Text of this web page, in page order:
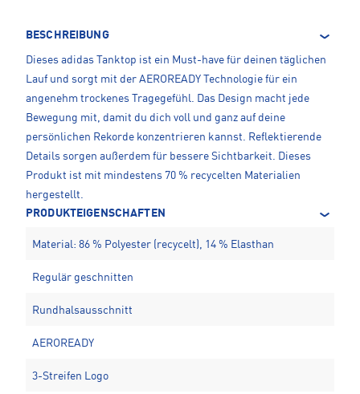
BESCHREIBUNG
Dieses adidas Tanktop ist ein Must-have für deinen täglichen
Lauf und sorgt mit der AEROREADY Technologie für ein
angenehm trockenes Tragegefühl. Das Design macht jede
Bewegung mit, damit du dich voll und ganz auf deine
persönlichen Rekorde konzentrieren kannst. Reflektierende
Details sorgen außerdem für bessere Sichtbarkeit. Dieses
Produkt ist mit mindestens 70 % recycelten Materialien
hergestellt.
PRODUKTEIGENSCHAFTEN
Material: 86 % Polyester (recycelt), 14 % Elasthan
Regulär geschnitten
Rundhalsausschnitt
AEROREADY
3-Streifen Logo